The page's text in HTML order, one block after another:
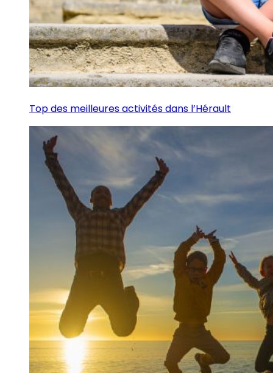
Top des meilleures activités dans l’Hérault